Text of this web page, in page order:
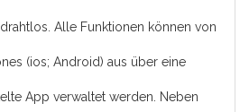
Alle Funktionen können von
(ios; Android) aus über eine
App verwaltet werden. Neben